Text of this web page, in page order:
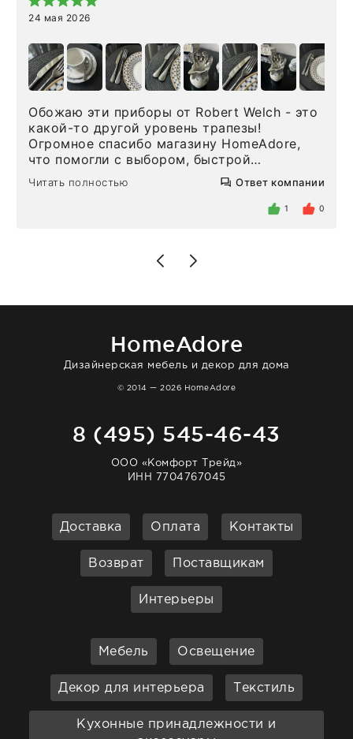
24 мая 2026
Обожаю эти приборы от Robert Welch - это
какой-то другой уровень трапезы!
Огромное спасибо магазину HomeAdore,
что помогли с выбором, быстрой
доставкой и высоким сервисом. Один раз
была здесь лично, забирала чайные ложки,
внутри очень много антикварной посуды,
Позже заказывала остальные приборы -
доставили сдэком на следующий день к
отвечает очень быстро. Взаимодействием
Читать полностью Ответ компании
1 0
HomeAdore
Дизайнерская мебель и декор для дома
© 2014 — 2026 HomeAdore
8 (495) 545-46-43
ООО «Комфорт Трейд»
ИНН 7704767045
Доставка Оплата Контакты
Возврат Поставщикам
Интерьеры
Мебель Освещение
Декор для интерьера Текстиль
Кухонные принадлежности и